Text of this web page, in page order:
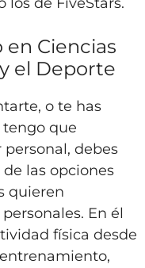
en Ciencias
el Deporte
o te has
que
debes
las opciones
quieren
En él
física desde